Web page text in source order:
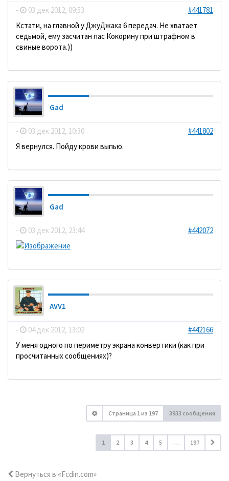
- 03 дек 2012, 09:53
#441781
Кстати, на главной у ДжуДжака 6 передач. Не хватает
седьмой, ему засчитан пас Кокорину при штрафном в
свиные ворота.))
Gad
- 03 дек 2012, 10:30
#441802
Я вернулся. Пойду крови выпью.
Gad
- 03 дек 2012, 23:44 #442072
AVV1
- 04 дек 2012, 13:02
#442166
У меня одного по периметру экрана конвертики (как при
просчитанных сообщениях)?
Страница 1из 197 3933 сообщения
1 2 3 4 5 … 197
Вернуться в «Fcdin.com»